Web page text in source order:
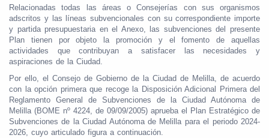
Relacionadas todas las áreas o Consejerías con sus organismos
adscritos y las líneas subvencionales con su correspondiente importe
y partida presupuestaria en el Anexo, las subvenciones del presente
Plan tienen por objeto la promoción y el fomento de aquellas
actividades que contribuyan a satisfacer las necesidades y
aspiraciones de la Ciudad.
Por ello, el Consejo de Gobierno de la Ciudad de Melilla, de acuerdo
con la opción primera que recoge la Disposición Adicional Primera del
Reglamento General de Subvenciones de la Ciudad Autónoma de
Melilla (BOME nº 4224, de 09/09/2005) aprueba el Plan Estratégico de
Subvenciones de la Ciudad Autónoma de Melilla para el periodo 2024-
2026, cuyo articulado figura a continuación.